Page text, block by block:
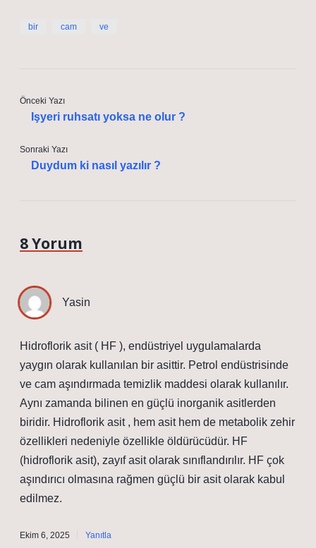
bir cam ve
Önceki Yazı
Işyeri ruhsatı yoksa ne olur ?
Sonraki Yazı
Duydum ki nasıl yazılır ?
8 Yorum
Yasin
Hidroflorik asit ( HF ), endüstriyel uygulamalarda
yaygın olarak kullanılan bir asittir. Petrol endüstrisinde
ve cam aşındırmada temizlik maddesi olarak kullanılır.
Aynı zamanda bilinen en güçlü inorganik asitlerden
biridir. Hidroflorik asit , hem asit hem de metabolik zehir
özellikleri nedeniyle özellikle öldürücüdür. HF
(hidroflorik asit), zayıf asit olarak sınıflandırılır. HF çok
aşındırıcı olmasına rağmen güçlü bir asit olarak kabul
edilmez.
Ekim 6, 2025 Yanıtla